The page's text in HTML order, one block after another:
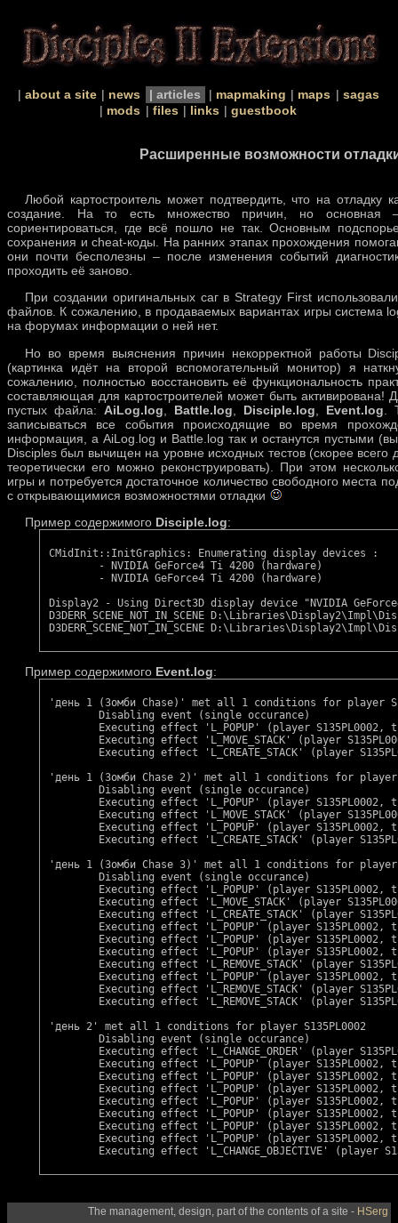
about a site news articles mapmaking maps
sagas
mods
files links guestbook
Расширенные возможности
Любой картостроитель может подтвердить, что на
создание. На то есть множество причин, но основная –
сориентироваться, где всё пошло не так. Основным
сохранения и cheat-коды. На ранних этапах прохождения
они почти бесполезны – после изменения событий
проходить её заново.
При создании оригинальных саг в Strategy First
файлов. К сожалению, в продаваемых вариантах игры система
на форумах информации о ней нет.
Но во время выяснения причин некорректной работы
(картинка идёт на второй вспомогательный монитор) я
сожалению, полностью восстановить её функциональность
составляющая для картостроителей может быть активирована!
пустых файла: AiLog.log Battle.log Disciple.log Event.log .
записываться все события происходящие во время
информация, а AiLog.log и Battle.log так и останутся пустыми
Disciples был вычищен на уровне исходных тестов (скорее всего
теоретически его можно реконструировать). При этом
игры и потребуется достаточное количество свободного
с открывающимися возможностями отладки
Пример содержимого Disciple.log:
CMidInit::InitGraphics: Enumerating display devices :
        - NVIDIA GeForce4 Ti 4200 (hardware)
        - NVIDIA GeForce4 Ti 4200 (hardware)
Display2 - Using Direct3D display device "NVIDIA
D3DERR_SCENE_NOT_IN_SCENE
Пример содержимого Event.log:
'день 1 (Зомби Chase)' met all 1 conditions for player
        Disabling event (single occurance)
Executing effect 'L_POPUP' (player S135PL0002,
Executing effect 'L_MOVE_STACK' (player
Executing effect 'L_CREATE_STACK' (player
'день 1 (Зомби Chase 2)' met all 1 conditions for player
        Disabling event (single occurance)
Executing effect 'L_POPUP' (player S135PL0002,
Executing effect 'L_MOVE_STACK' (player
Executing effect 'L_POPUP' (player S135PL0002,
Executing effect 'L_CREATE_STACK' (player
'день 1 (Зомби Chase 3)' met all 1 conditions for player
        Disabling event (single occurance)
Executing effect 'L_POPUP' (player S135PL0002,
Executing effect 'L_MOVE_STACK' (player
Executing effect 'L_CREATE_STACK' (player
Executing effect 'L_POPUP' (player S135PL0002,
Executing effect 'L_POPUP' (player S135PL0002,
Executing effect 'L_POPUP' (player S135PL0002,
Executing effect 'L_REMOVE_STACK' (player
Executing effect 'L_POPUP' (player S135PL0002,
Executing effect 'L_REMOVE_STACK' (player
Executing effect 'L_REMOVE_STACK' (player
'день 2' met all 1 conditions for player S135PL0002
        Disabling event (single occurance)
Executing effect 'L_CHANGE_ORDER' (player
Executing effect 'L_POPUP' (player S135PL0002,
Executing effect 'L_POPUP' (player S135PL0002,
Executing effect 'L_POPUP' (player S135PL0002,
Executing effect 'L_POPUP' (player S135PL0002,
Executing effect 'L_POPUP' (player S135PL0002,
Executing effect 'L_POPUP' (player S135PL0002,
Executing effect 'L_POPUP' (player S135PL0002,
The management, design, part of the contents of a site - HSerg